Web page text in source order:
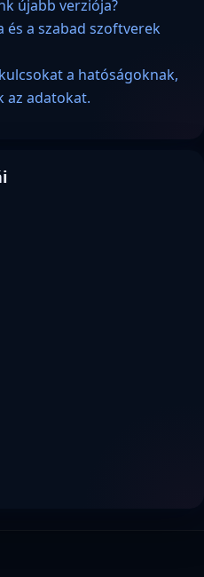
újabb verziója?
a szabad szoftverek
a hatóságoknak,
az adatokat.